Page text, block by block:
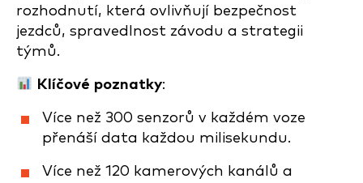
rozhodnutí, která ovlivňují bezpečnost
jezdců, spravedlnost závodu a strategii
týmů.
Klíčové poznatky:
Více než 300 senzorů v každém voze
přenáší data každou milisekundu.
Více než 120 kamerových kanálů a